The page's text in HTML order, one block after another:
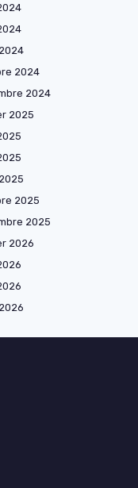
2024
2024
2025
2025
2025
2026